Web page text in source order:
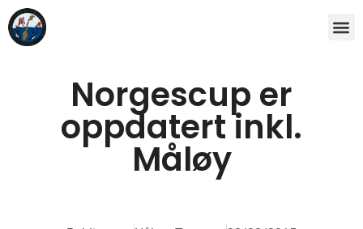
Norgescup er
oppdatert inkl.
Måløy